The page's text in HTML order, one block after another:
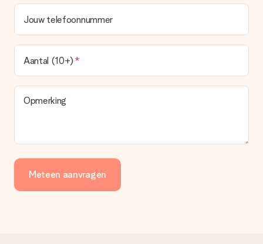
Jouw telefoonnummer
Aantal (10+)
Opmerking
Meteen aanvragen